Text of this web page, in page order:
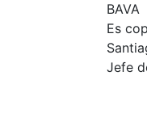
BAVA
Es
Jefe